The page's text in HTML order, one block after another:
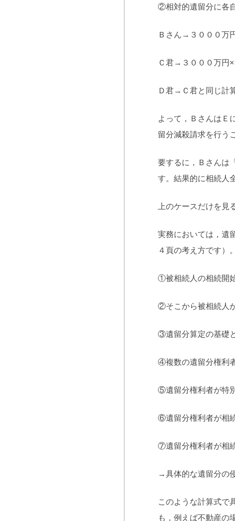
②相対的遺留分に各
Ｂさん→３０００万
Ｃ君→３０００万円
Ｄ君→Ｃ君と同じ計
よって，ＢさんはＥ
留分減殺請求を行う
要するに，Ｂさんは
す。結果的に相続人
上のケースだけを
実務においては，遺
４頁の考え方です）。
①被相続人の相続開
②そこから被相続人
③遺留分算定の基礎
④複数の遺留分権利
⑤遺留分権利者が特
⑥遺留分権利者が相
⑦遺留分権利者が相
→具体的な遺留分の
このような計算式で
も，例えば不動産の